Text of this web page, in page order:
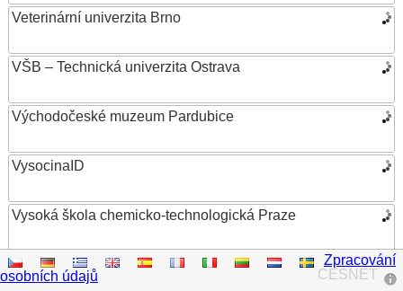
Veterinární univerzita Brno
VŠB – Technická univerzita Ostrava
Východočeské muzeum Pardubice
VysocinaID
Vysoká škola chemicko-technologická Praze
Vysoká škola ekonomická v Praze
CESNET
Zpracování
osobních údajů